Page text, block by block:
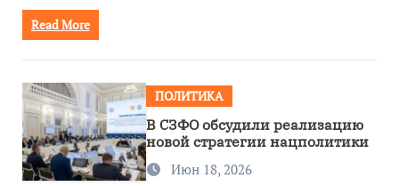
Read More
ПОЛИТИКА
В СЗФО обсудили реализацию
новой стратегии нацполитики
Июн 18, 2026